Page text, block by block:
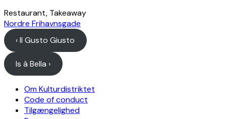
Restaurant, Takeaway
Nordre Frihavnsgade
‹ Il Gusto Giusto
Is à Bella ›
Om Kulturdistriktet
Code of conduct
Tilgængelighed